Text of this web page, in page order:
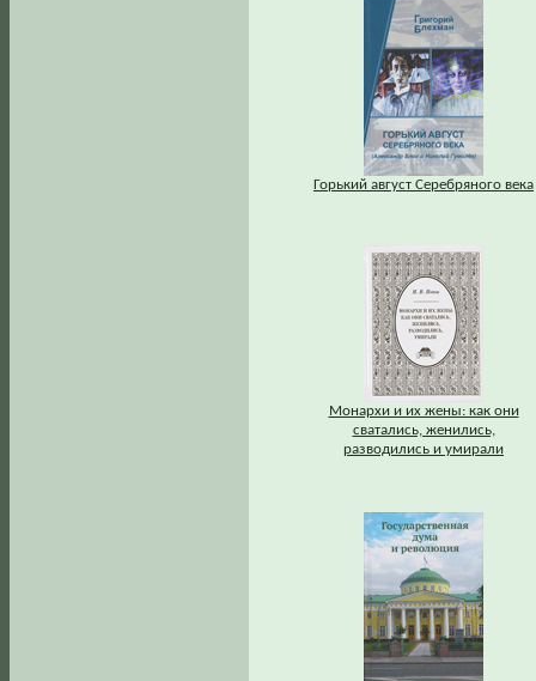
Горький август Серебряного века
Монархи и их жены: как они
сватались, женились,
разводились и умирали